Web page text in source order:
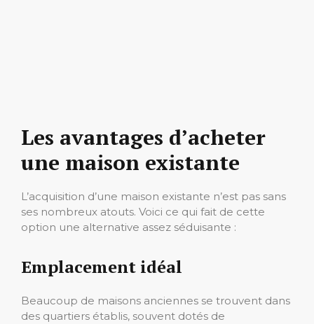
Les avantages d’acheter
une maison existante
L’acquisition d’une maison existante n’est pas sans
ses nombreux atouts. Voici ce qui fait de cette
option une alternative assez séduisante :
Emplacement idéal
Beaucoup de maisons anciennes se trouvent dans
des quartiers établis, souvent dotés de